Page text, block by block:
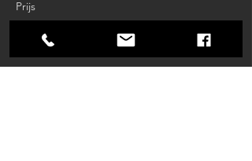
Prijs
€ 75,00
btw inbegrepen